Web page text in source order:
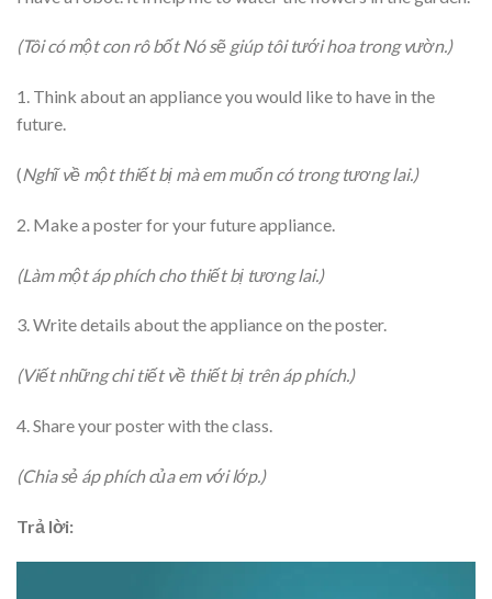
(Tôi có một con rô bốt Nó sẽ giúp tôi tưới hoa trong vườn.)
1. Think about an appliance you would like to have in the
future.
(Nghĩ về một thiết bị mà em muốn có trong tương lai.)
2. Make a poster for your future appliance.
(Làm một áp phích cho thiết bị tương lai.)
3. Write details about the appliance on the poster.
(Viết những chi tiết về thiết bị trên áp phích.)
4. Share your poster with the class.
(Chia sẻ áp phích của em với lớp.)
Trả lời: